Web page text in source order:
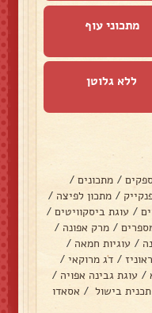
מתכוני עוף
ללא גלוטן
/ מתכונים /
/ מתכון לפיצה /
/ עוגת ביסקוויטים /
/ מרק אפונה /
/ עוגיות חמאה /
/ דג מרוקאי /
/ עוגת גבינה אפויה /
תכנית בישול / אסאדו